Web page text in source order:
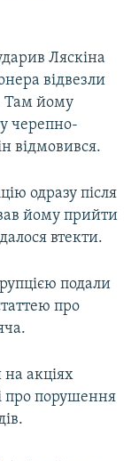
Ляскіна
відвезли
Там йому
черепно-
відмовився.
одразу після
йому прийти
втекти.
подали
про
акціях
про порушення